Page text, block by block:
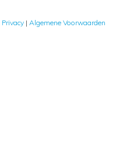
Privacy | Algemene Voorwaarden